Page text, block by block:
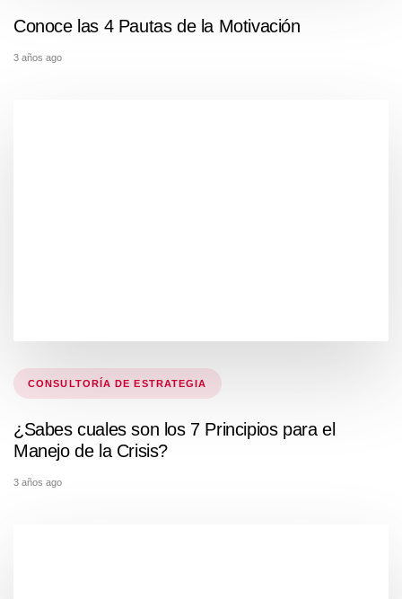
Conoce las 4 Pautas de la Motivación
3 años ago
Tags
CONSULTORÍA DE ESTRATEGIA
¿Sabes cuales son los 7 Principios para el
Manejo de la Crisis?
3 años ago